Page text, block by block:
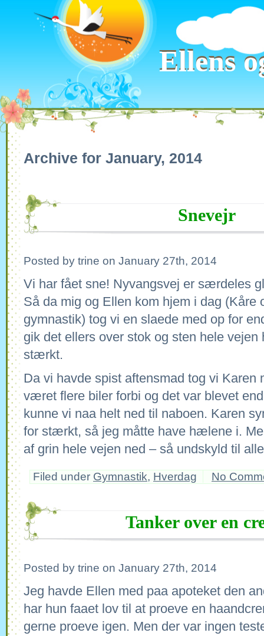
Ellens
Ellens
Archive for January, 2014
Snevejr
Posted by trine on January 27th, 2014
Vi har fået sne! Nyvangsvej er særdeles
Så da mig og Ellen kom hjem i dag (Kåre
gymnastik) tog vi en slaede med op for
gik det ellers over stok og sten hele vejen
stærkt.
Da vi havde spist aftensmad tog vi Karen
været flere biler forbi og det var blevet
kunne vi naa helt ned til naboen. Karen
for stærkt, så jeg måtte have hælene i.
af grin hele vejen ned – så undskyld til
Filed under Gymnastik, Hverdag No
Tanker over en
Posted by trine on January 27th, 2014
Jeg havde Ellen med paa apoteket den
har hun faaet lov til at proeve en
gerne proeve igen. Men der var ingen